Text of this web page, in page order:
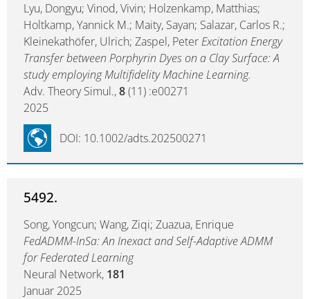
Lyu, Dongyu; Vinod, Vivin; Holzenkamp, Matthias;
Holtkamp, Yannick M.; Maity, Sayan; Salazar, Carlos R.;
Kleinekathöfer, Ulrich; Zaspel, PeterExcitation Energy
Transfer between Porphyrin Dyes on a Clay Surface: A
study employing Multifidelity Machine Learning.
Adv. Theory Simul.,8(11) :e00271
2025
DOI: 10.1002/adts.202500271
5492.
Song, Yongcun; Wang, Ziqi; Zuazua, Enrique
FedADMM-InSa: An Inexact and Self-Adaptive ADMM
for Federated Learning
Neural Network, 181
Januar 2025